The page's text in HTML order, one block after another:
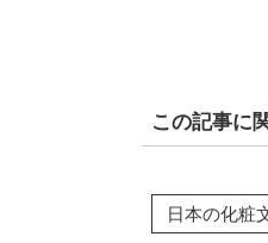
この記事に
日本の化粧